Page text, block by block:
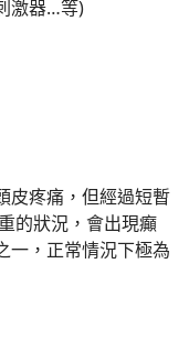
激器…等)
皮疼痛，但經過短暫
的狀況，會出現癲
一，正常情況下極為